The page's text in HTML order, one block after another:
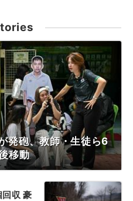
発砲、教師・生徒ら6
移動
収 豪